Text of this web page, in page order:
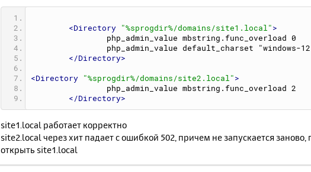
<Directory "%sprogdir%/domains/site1.local" >
		php_admin_value mbstring.func_overload 0
php_admin_value default_charset "windows-
</Directory>
<Directory "%sprogdir%/domains/site2.local" >
		php_admin_value mbstring.func_overload 2
</Directory>
site1.local работает корректно
site2.local через хит падает с ошибкой 502, причем не запускается заново,
открыть site1.local